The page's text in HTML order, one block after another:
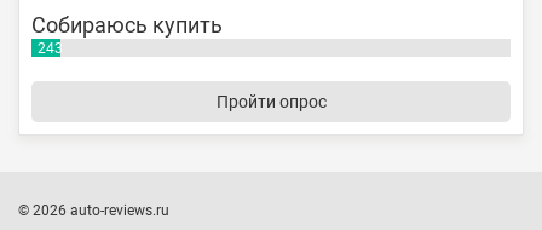
Собираюсь купить
243
Пройти опрос
© 2026 auto-reviews.ru